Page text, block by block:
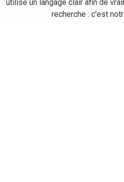
utilise un langage clair afin de
recherche : c'est